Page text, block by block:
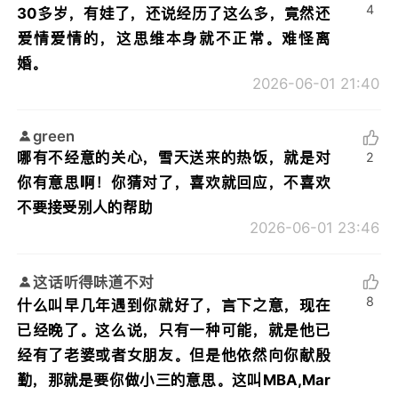
30多岁，有娃了，还说经历了这么多，竟然还
爱情爱情的，这思维本身就不正常。难怪离
婚。
2026-06-01 21:40
4
green
哪有不经意的关心，雪天送来的热饭，就是对
你有意思啊！你猜对了，喜欢就回应，不喜欢
不要接受别人的帮助
2026-06-01 23:46
2
这话听得味道不对
什么叫早几年遇到你就好了，言下之意，现在
已经晚了。这么说，只有一种可能，就是他已
经有了老婆或者女朋友。但是他依然向你献殷
勤，那就是要你做小三的意思。这叫MBA,Mar
8